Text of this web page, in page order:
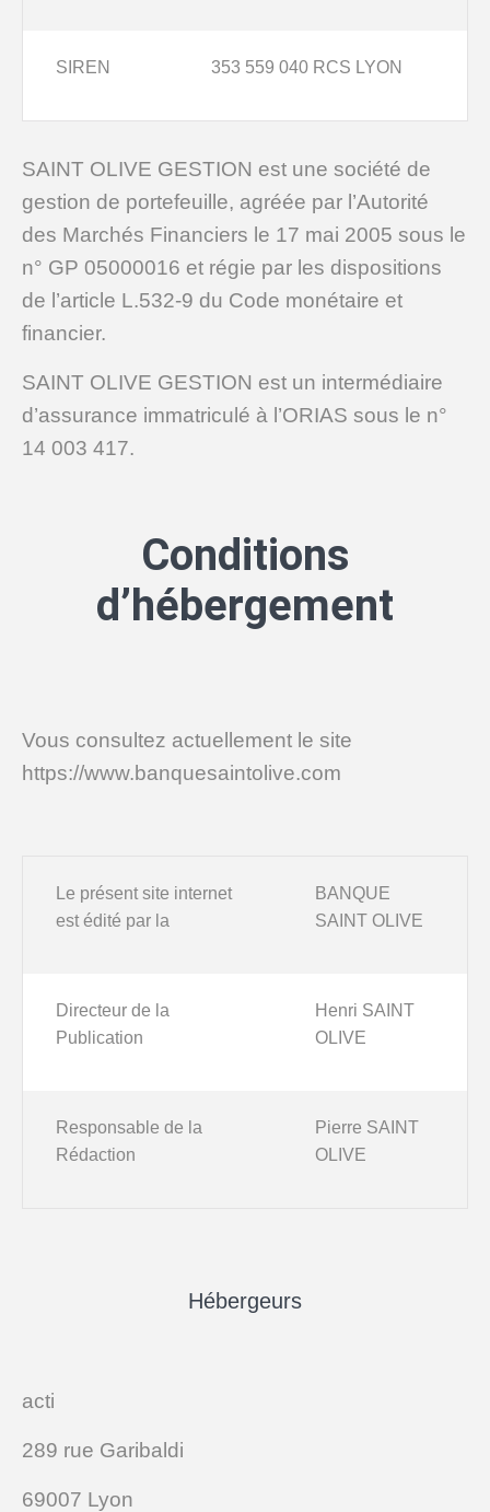
SIREN 353 559 040 RCS LYON
SAINT OLIVE GESTION est une société de
gestion de portefeuille, agréée par l’Autorité
des Marchés Financiers le 17 mai 2005 sous le
n° GP 05000016 et régie par les dispositions
de l’article L.532-9 du Code monétaire et
financier.
SAINT OLIVE GESTION est un intermédiaire
d’assurance immatriculé à l’ORIAS sous le n°
14 003 417.
Conditions
d’hébergement
Vous consultez actuellement le site
https://www.banquesaintolive.com
Le présent site internet
est édité par la
BANQUE
SAINT OLIVE
Directeur de la
Publication
Henri SAINT
OLIVE
Responsable de la
Rédaction
Pierre SAINT
OLIVE
Hébergeurs
acti
289 rue Garibaldi
69007 Lyon